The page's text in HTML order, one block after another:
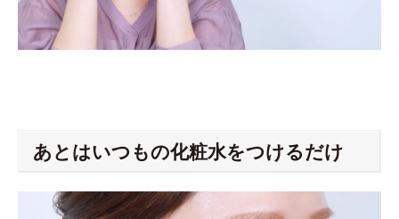
あとはいつもの化粧水をつけるだけ